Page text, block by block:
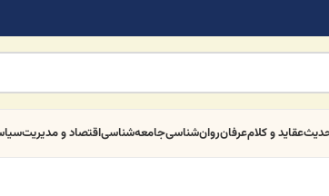
عقاید و کلامعرفانروان‌شناسیجامعه‌شناسیاقتصاد و مدیریت